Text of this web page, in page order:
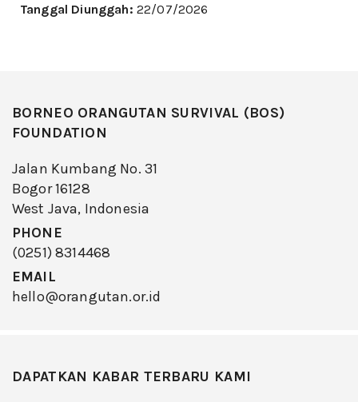
Tanggal Diunggah: 22/07/2026
BORNEO ORANGUTAN SURVIVAL (BOS)
FOUNDATION
Jalan Kumbang No. 31
Bogor 16128
West Java, Indonesia
PHONE
(0251) 8314468
EMAIL
hello@orangutan.or.id
DAPATKAN KABAR TERBARU KAMI